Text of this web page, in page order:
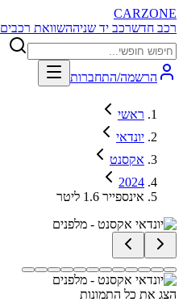
CARZONE
רכב חדשרכב יד שניההשוואת רכבים
הרשמה/התחברות
ראשי
יונדאי
אקסנט
2024
אינספייר 1.6 ליטר
הצג את כל התמונות